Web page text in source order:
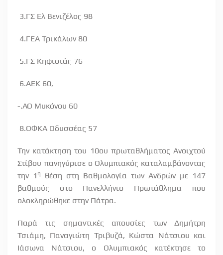
3.ΓΣ Ελ Βενιζέλος 98
4.ΓΕΑ Τρικάλων 80
5.ΓΣ Κηφισιάς 76
6.ΑΕΚ 60,
-.ΑΟ Μυκόνου 60
8.ΟΦΚΑ Οδυσσέας 57
Την κατάκτηση του 10ου πρωταθλήματος Ανοιχτού
Στίβου πανηγύρισε ο Ολυμπιακός καταλαμβάνοντας
την 1 η
θέση στη Βαθμολογία των Ανδρών με 147
βαθμούς στο Πανελλήνιο Πρωτάθλημα που
ολοκληρώθηκε στην Πάτρα.
Παρά τις σημαντικές απουσίες των Δημήτρη
Τσιάμη, Παναγιώτη Τριβυζά, Κώστα Νάτσιου και
Ιάσωνα Νάτσιου, ο Ολυμπιακός κατέκτησε το